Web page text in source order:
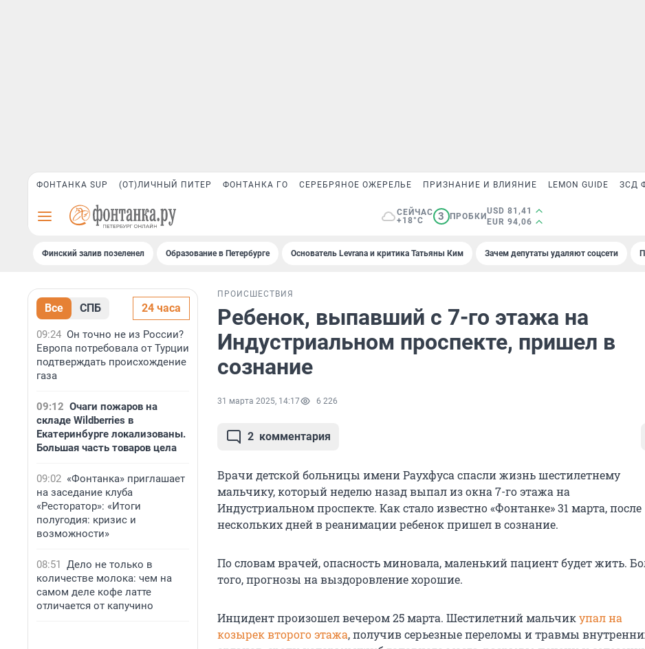
ФОНТАНКА SUP (ОТ)ЛИЧНЫЙ ПИТЕР ФОНТАНКА ГО СЕРЕБРЯНОЕ ОЖЕРЕЛЬЕ ПРИЗНАНИЕ И ВЛИЯНИЕ LEMON GUIDE ЗСД
СЕЙЧАС
+18°C
3 ПРОБКИ
USD 81,41
EUR 94,06
Финский залив позеленел Образование в Петербурге Основатель Levrana и критика Татьяны Ким Зачем депутаты удаляют соцсети
Все СПБ 24 часа
09:24 Он точно не из России?
Европа потребовала от Турции
подтверждать происхождение
газа
09:12 Очаги пожаров на
складе Wildberries в
Екатеринбурге локализованы.
Большая часть товаров цела
09:02 «Фонтанка» приглашает
на заседание клуба
«Ресторатор»: «Итоги
полугодия: кризис и
возможности»
08:51 Дело не только в
количестве молока: чем на
самом деле кофе латте
отличается от капучино
ПРОИСШЕСТВИЯ
Ребенок, выпавший с 7-го этажа на
Индустриальном проспекте, пришел в
сознание
31 марта 2025, 14:17 6 226
2 комментария
Врачи детской больницы имени Раухфуса спасли жизнь шестилетнему
мальчику, который неделю назад выпал из окна 7-го этажа на
Индустриальном проспекте. Как стало известно «Фонтанке» 31 марта, после
нескольких дней в реанимации ребенок пришел в сознание.
По словам врачей, опасность миновала, маленький пациент будет жить.
того, прогнозы на выздоровление хорошие.
Инцидент произошел вечером 25 марта. Шестилетний мальчикупал на
козырек второго этажа, получив серьезные переломы и травмы